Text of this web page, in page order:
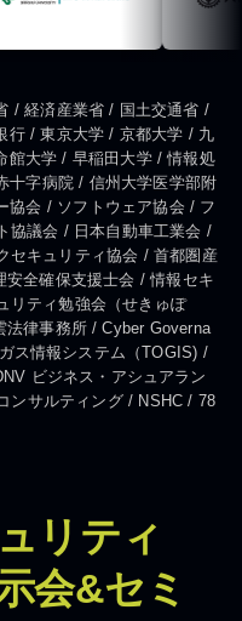
/ 経済産業省 / 国土交通省 /
行 / 東京大学 / 京都大学 / 九
館大学 / 早稲田大学 / 情報処
十字病院 / 信州大学医学部附
協会 / ソフトウェア協会 / フ
協議会 / 日本自動車工業会 /
セキュリティ協会 / 首都圏産
全確保支援士会 / 情報セキ
リティ勉強会（せきゅぽ
律事務所 / Cyber Governa
ス情報システム（TOGIS) /
ビジネス・アシュアラン
ンサルティング / NSHC / 78
リティ
会&セミ